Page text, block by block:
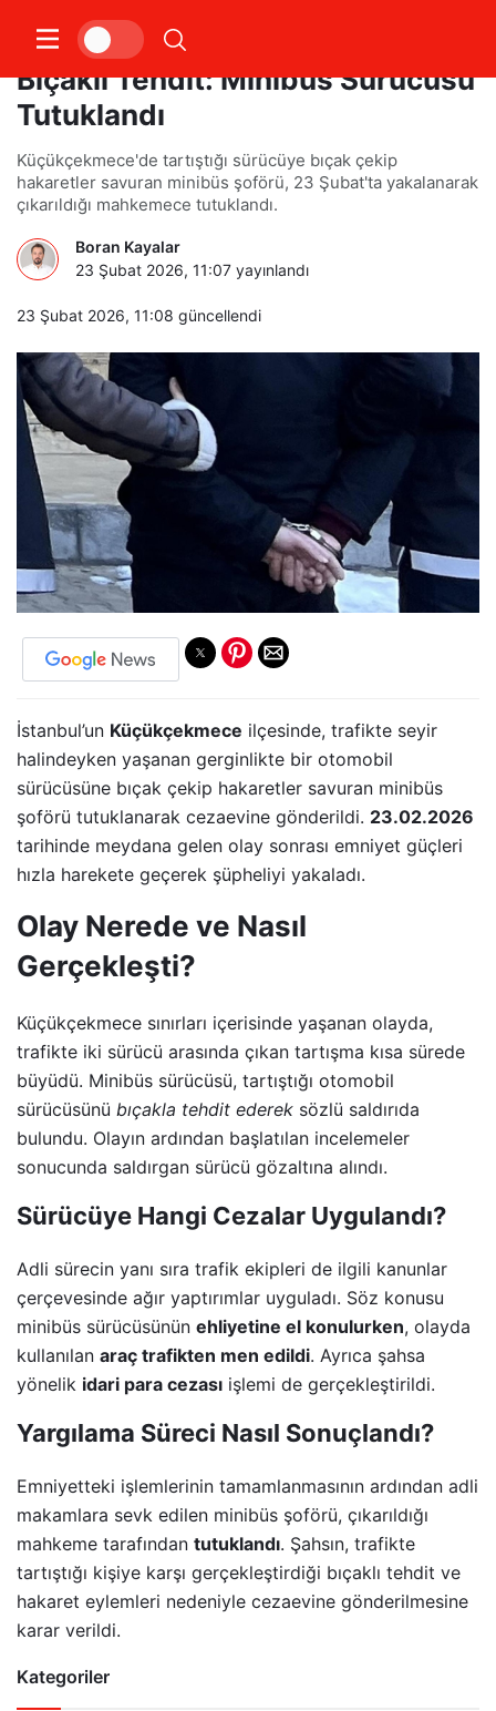
Küçükçekmece’de Trafikte
Bıçaklı Tehdit: Minibüs Sürücüsü
Tutuklandı
Küçükçekmece'de tartıştığı sürücüye bıçak çekip
hakaretler savuran minibüs şoförü, 23 Şubat'ta yakalanarak
çıkarıldığı mahkemece tutuklandı.
Boran Kayalar
23 Şubat 2026, 11:07 yayınlandı
23 Şubat 2026, 11:08 güncellendi
İstanbul’un Küçükçekmece ilçesinde, trafikte seyir
halindeyken yaşanan gerginlikte bir otomobil
sürücüsüne bıçak çekip hakaretler savuran minibüs
şoförü tutuklanarak cezaevine gönderildi. 23.02.2026
tarihinde meydana gelen olay sonrası emniyet güçleri
hızla harekete geçerek şüpheliyi yakaladı.
Olay Nerede ve Nasıl
Gerçekleşti?
Küçükçekmece sınırları içerisinde yaşanan olayda,
trafikte iki sürücü arasında çıkan tartışma kısa sürede
büyüdü. Minibüs sürücüsü, tartıştığı otomobil
sürücüsünü bıçakla tehdit ederek sözlü saldırıda
bulundu. Olayın ardından başlatılan incelemeler
sonucunda saldırgan sürücü gözaltına alındı.
Sürücüye Hangi Cezalar Uygulandı?
Adli sürecin yanı sıra trafik ekipleri de ilgili kanunlar
çerçevesinde ağır yaptırımlar uyguladı. Söz konusu
minibüs sürücüsünün ehliyetine el konulurken, olayda
kullanılan araç trafikten men edildi. Ayrıca şahsa
yönelik idari para cezası işlemi de gerçekleştirildi.
Yargılama Süreci Nasıl Sonuçlandı?
Emniyetteki işlemlerinin tamamlanmasının ardından adli
makamlara sevk edilen minibüs şoförü, çıkarıldığı
mahkeme tarafından tutuklandı. Şahsın, trafikte
tartıştığı kişiye karşı gerçekleştirdiği bıçaklı tehdit ve
hakaret eylemleri nedeniyle cezaevine gönderilmesine
karar verildi.
Kategoriler